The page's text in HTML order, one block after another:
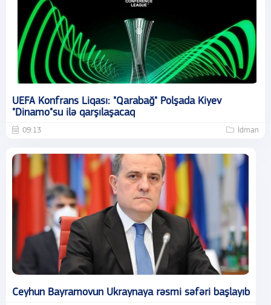
UEFA Konfrans Liqası: "Qarabağ" Polşada Kiyev
"Dinamo"su ilə qarşılaşacaq
09:13 İdman
Ceyhun Bayramovun Ukraynaya rəsmi səfəri başlayıb